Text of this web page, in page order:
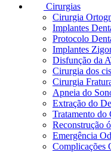
Cirurgias
Cirurgia
Implantes
Protocolo
Implantes
Disfunção da
Cirurgia dos
Cirurgia
Apneia do
Extração do
Tratamento do
Reconstrução
Emergência
Complicações